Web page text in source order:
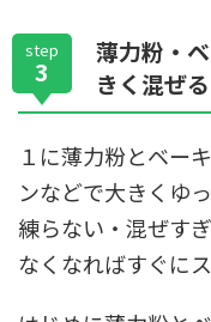
step
3
薄力粉・
きく混ぜる
１に薄力粉とベー
ンなどで大きくゆ
練らない・混ぜす
なくなればすぐにス